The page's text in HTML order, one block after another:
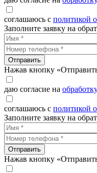
соглашаюсь с политикой
Заполните заявку на
Отправить
Нажав кнопку
даю согласие на
соглашаюсь с политикой
Заполните заявку на
Отправить
Нажав кнопку